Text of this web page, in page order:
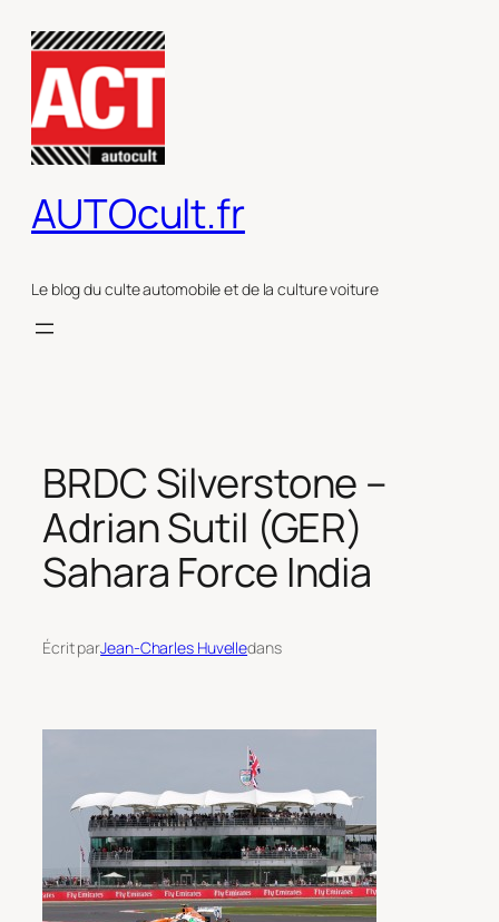
contenu
AUTOcult.fr
Le blog du culte automobile et de la culture voiture
BRDC Silverstone –
Adrian Sutil (GER)
Sahara Force India
Écrit parJean-Charles Huvelledans